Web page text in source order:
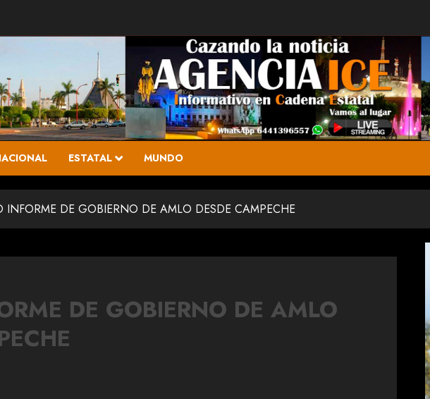
ESTATAL MUNDO
INFORME DE GOBIERNO DE AMLO DESDE CAMPECHE
DE GOBIERNO DE AMLO